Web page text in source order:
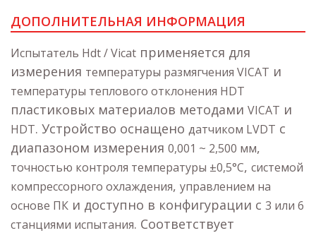
ДОПОЛНИТЕЛЬНАЯ ИНФОРМАЦИЯ
Испытатель Hdt / Vicat применяется для
измерения температуры размягчения VICAT и
температуры теплового отклонения HDT
пластиковых материалов методами VICAT и
HDT. Устройство оснащено датчиком LVDT с
диапазоном измерения 0,001 ~ 2,500 мм,
точностью контроля температуры ±0,5°C, системой
компрессорного охлаждения, управлением на
основе ПК и доступно в конфигурации с 3 или 6
станциями испытания. Соответствует